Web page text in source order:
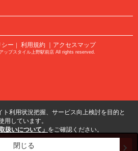
シー ｜ 利用規約 ｜アクセスマップ
ップスタイル上野駅前店 All rights reserved.
利用状況把握、サービス向上検討を目的と
用しています。
扱いについて」 をご確認ください。
閉じる